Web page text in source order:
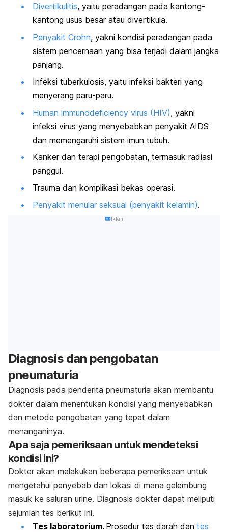
Divertikulitis, yaitu peradangan pada kantong-
kantong usus besar atau divertikula.
Penyakit Crohn, yakni kondisi peradangan pada
sistem pencernaan yang bisa terjadi dalam jangka
panjang.
Infeksi tuberkulosis, yaitu infeksi bakteri yang
menyerang paru-paru.
Human immunodeficiency virus (HIV), yakni
infeksi virus yang menyebabkan penyakit AIDS
dan memengaruhi sistem imun tubuh.
Kanker dan terapi pengobatan, termasuk radiasi
panggul.
Trauma dan komplikasi bekas operasi.
Penyakit menular seksual (penyakit kelamin).
Iklan
Diagnosis dan pengobatan
pneumaturia
Diagnosis pada penderita pneumaturia akan membantu
dokter dalam menentukan kondisi yang menyebabkan
dan metode pengobatan yang tepat dalam
menanganinya.
Apa saja pemeriksaan untuk mendeteksi
kondisi ini?
Dokter akan melakukan beberapa pemeriksaan untuk
mengetahui penyebab dan lokasi di mana gelembung
masuk ke saluran urine. Diagnosis dokter dapat meliputi
sejumlah tes berikut ini.
Tes laboratorium. Prosedur tes darah dan tes